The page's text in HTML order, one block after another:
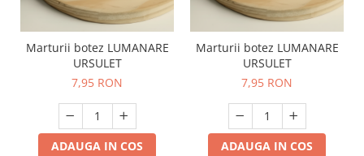
Marturii botez LUMANARE
URSULET
7,95 RON
ADAUGA IN COS
Marturii botez LUMANARE
URSULET
7,95 RON
ADAUGA IN COS